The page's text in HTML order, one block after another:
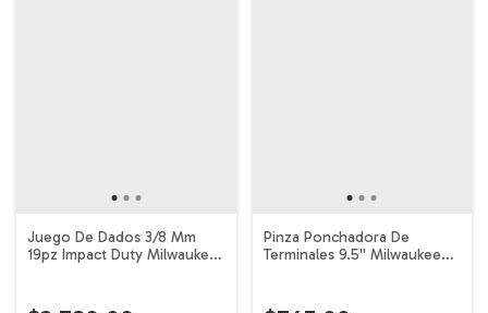
Juego De Dados 3/8 Mm
19pz Impact Duty Milwaukee
Pinza Ponchadora De
Terminales 9.5'' Milwaukee